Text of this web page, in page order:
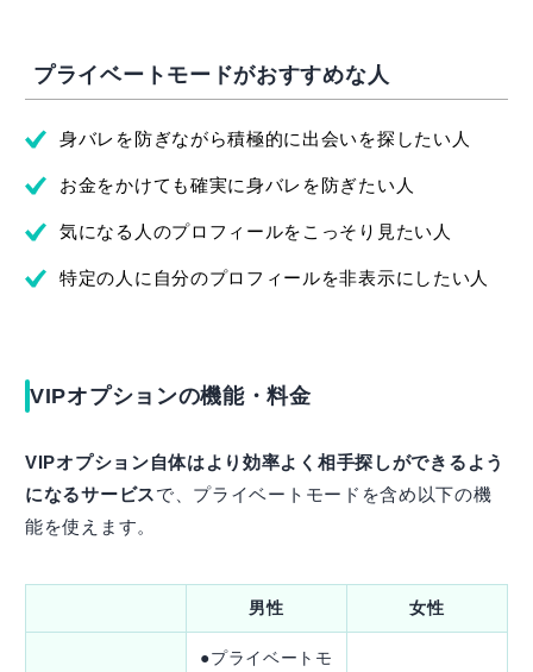
プライベートモードがおすすめな人
身バレを防ぎながら積極的に出会いを探したい人
お金をかけても確実に身バレを防ぎたい人
気になる人のプロフィールをこっそり見たい人
特定の人に自分のプロフィールを非表示にしたい人
VIPオプションの機能・料金
VIPオプション自体はより効率よく相手探しができるよう
になるサービスで、プライベートモードを含め以下の機
能を使えます。
男性 女性
●プライベートモ